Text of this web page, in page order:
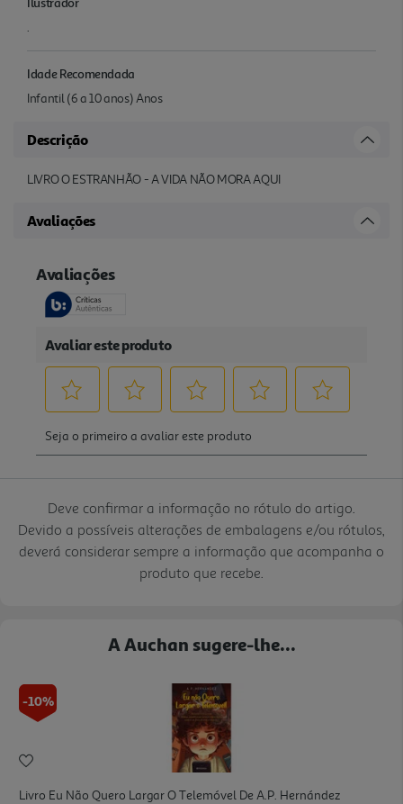
.
Idade Recomendada
Infantil (6 a 10 anos) Anos
Descrição
LIVRO O ESTRANHÃO - A VIDA NÃO MORA AQUI
Avaliações
Deve confirmar a informação no rótulo do artigo.
Devido a possíveis alterações de embalagens e/ou rótulos,
deverá considerar sempre a informação que acompanha o
produto que recebe.
A Auchan sugere-lhe...
-10%
Livro Eu Não Quero Largar O Telemóvel De A.p. Hernández